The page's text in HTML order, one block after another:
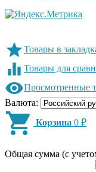
Товары в
Товары для
Просмотренные
Валюта:
Корзина 0 ₽
Общая сумма (с